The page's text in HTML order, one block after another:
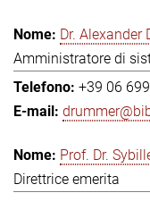
Dr. Alexander
Amministratore di
+39 06
Prof. Dr.
Direttrice emerita